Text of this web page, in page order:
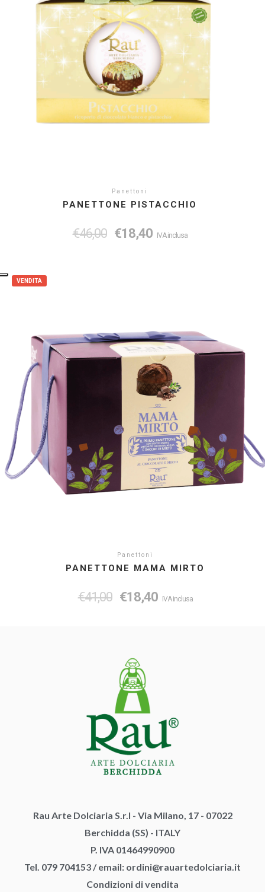
Panettoni
PANETTONE PISTACCHIO
€46,00 €18,40 IVA inclusa
VENDITA
Panettoni
PANETTONE MAMA MIRTO
€41,00 €18,40 IVA inclusa
Rau Arte Dolciaria S.r.l - Via Milano, 17 - 07022
Berchidda (SS) - ITALY
P. IVA 01464990900
Tel. 079 704153 /email: ordini@rauartedolciaria.it
Condizioni di vendita